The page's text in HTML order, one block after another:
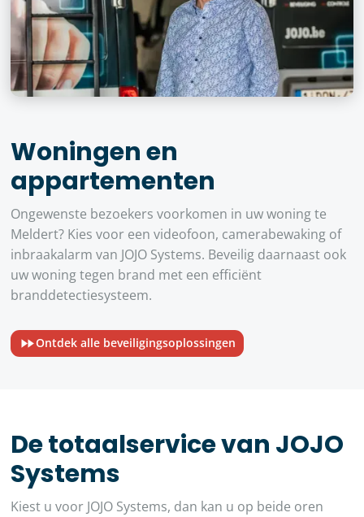
Woningen en
appartementen
Ongewenste bezoekers voorkomen in uw woning te
Meldert? Kies voor een videofoon, camerabewaking of
inbraakalarm van JOJO Systems. Beveilig daarnaast ook
uw woning tegen brand met een efficiënt
branddetectiesysteem.
Ontdek alle beveiligingsoplossingen
De totaalservice van JOJO
Systems
Kiest u voor JOJO Systems, dan kan u op beide oren